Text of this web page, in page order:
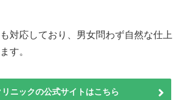
対応しており、男女問わず自然な仕上
す。
ニックの公式サイトはこちら